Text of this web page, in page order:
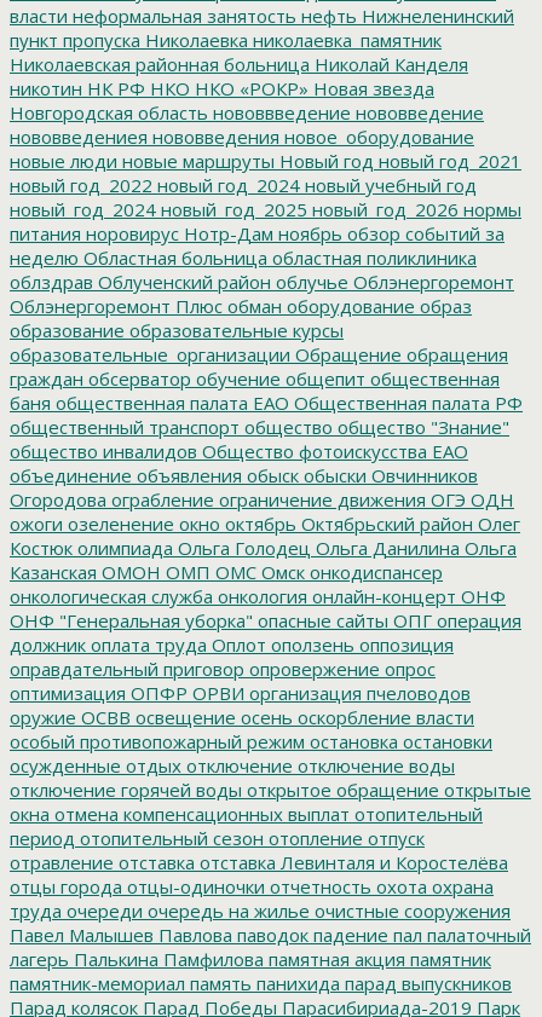
власти неформальная занятость нефть Нижнеленинский
пункт пропуска Николаевка николаевка_памятник
Николаевская районная больница Николай Канделя
никотин НК РФ НКО НКО «РОКР» Новая звезда
Новгородская область нововвведение нововведение
нововведениея нововведения новое_оборудование
новые люди новые маршруты Новый год новый год_2021
новый год_2022 новый год_2024 новый учебный год
новый_год_2024 новый_год_2025 новый_год_2026 нормы
питания норовирус Нотр-Дам ноябрь обзор событий за
неделю Областная больница областная поликлиника
облздрав Облученский район облучье Облэнергоремонт
Облэнергоремонт Плюс обман оборудование образ
образование образовательные курсы
образовательные_организации Обращение обращения
граждан обсерватор обучение общепит общественная
баня общественная палата ЕАО Общественная палата РФ
общественный транспорт общество общество "Знание"
общество инвалидов Общество фотоискусства ЕАО
объединение объявления обыск обыски Овчинников
Огородова ограбление ограничение движения ОГЭ ОДН
ожоги озеленение окно октябрь Октябрьский район Олег
Костюк олимпиада Ольга Голодец Ольга Данилина Ольга
Казанская ОМОН ОМП ОМС Омск онкодиспансер
онкологическая служба онкология онлайн-концерт ОНФ
ОНФ "Генеральная уборка" опасные сайты ОПГ операция
должник оплата труда Оплот оползень оппозиция
оправдательный приговор опровержение опрос
оптимизация ОПФР ОРВИ организация пчеловодов
оружие ОСВВ освещение осень оскорбление власти
особый противопожарный режим остановка остановки
осужденные отдых отключение отключение воды
отключение горячей воды открытое обращение открытые
окна отмена компенсационных выплат отопительный
период отопительный сезон отопление отпуск
отравление отставка отставка Левинталя и Коростелёва
отцы города отцы-одиночки отчетность охота охрана
труда очереди очередь на жилье очистные сооружения
Павел Малышев Павлова паводок падение пал палаточный
лагерь Палькина Памфилова памятная акция памятник
памятник-мемориал память панихида парад выпускников
Парад колясок Парад Победы Парасибириада-2019 Парк